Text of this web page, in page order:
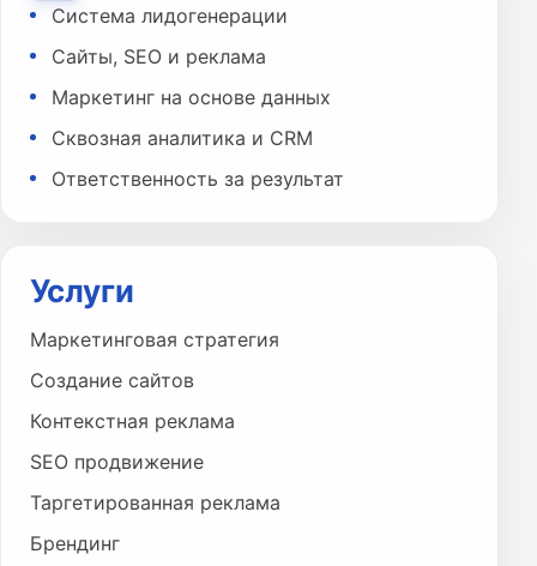
Система лидогенерации
Сайты, SEO и реклама
Маркетинг на основе данных
Сквозная аналитика и CRM
Ответственность за результат
Услуги
Маркетинговая стратегия
Создание сайтов
Контекстная реклама
SEO продвижение
Таргетированная реклама
Брендинг